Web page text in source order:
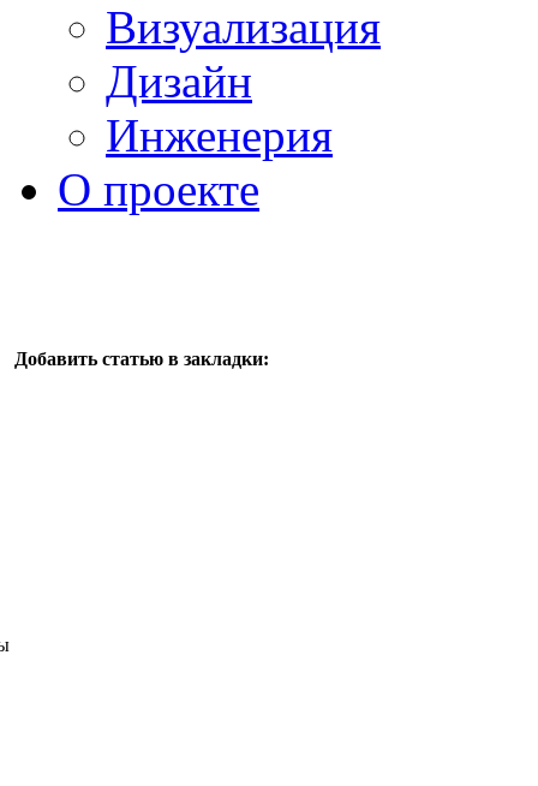
Визуализация
Дизайн
Инженерия
О проекте
Добавить статью в закладки: